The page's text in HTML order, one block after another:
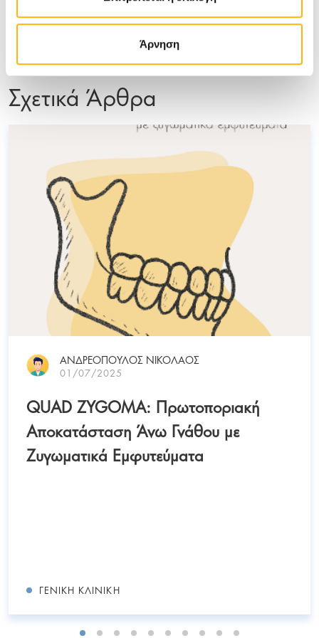
Άρνηση
άτομα υψηλού κινδύνου
Σχετικά Άρθρα
ΑΝΔΡΕΟΠΟΥΛΟΣ ΝΙΚΟΛΑΟΣ
01/07/2025
QUAD ZYGOMA: Πρωτοποριακή
Αποκατάσταση Άνω Γνάθου με
Ζυγωματικά Εμφυτεύματα
ΓΕΝΙΚΉ ΚΛΙΝΙΚΉ